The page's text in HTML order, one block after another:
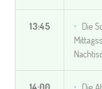
13:45
Die